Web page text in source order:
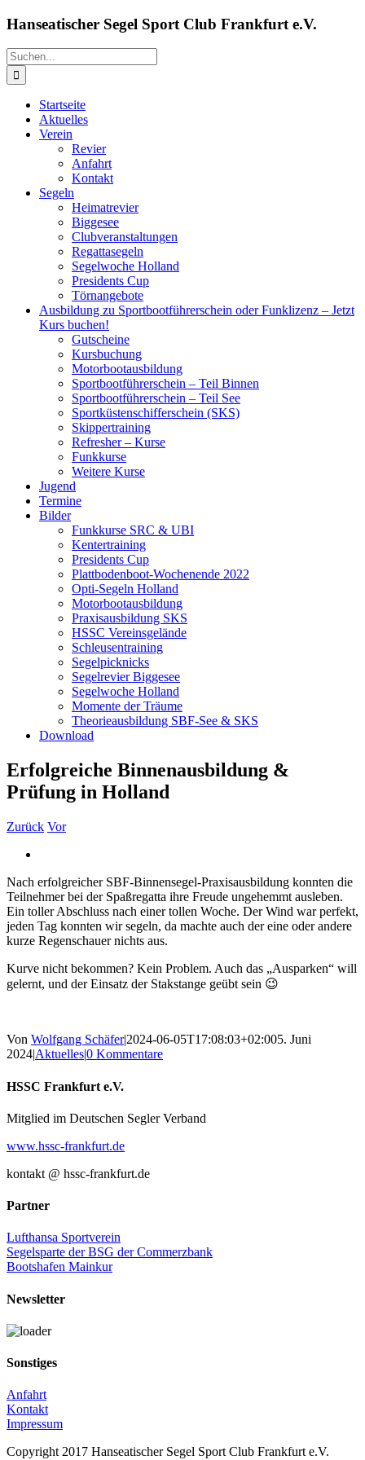
Zum
springen
Hanseatischer Segel Sport Club Frankfurt e.V.
Suche
nach:
Startseite
Aktuelles
Verein
Revier
Anfahrt
Kontakt
Segeln
Heimatrevier
Biggesee
Clubveranstaltungen
Regattasegeln
Segelwoche Holland
Presidents Cup
Törnangebote
Ausbildung zu Sportbootführerschein oder Funklizenz – Jetzt
Kurs buchen!
Gutscheine
Kursbuchung
Motorbootausbildung
Sportbootführerschein – Teil Binnen
Sportbootführerschein – Teil See
Sportküstenschifferschein (SKS)
Skippertraining
Refresher – Kurse
Funkkurse
Weitere Kurse
Jugend
Termine
Bilder
Funkkurse SRC & UBI
Kentertraining
Presidents Cup
Plattbodenboot-Wochenende 2022
Opti-Segeln Holland
Motorbootausbildung
Praxisausbildung SKS
HSSC Vereinsgelände
Schleusentraining
Segelpicknicks
Segelrevier Biggesee
Segelwoche Holland
Momente der Träume
Theorieausbildung SBF-See & SKS
Download
Erfolgreiche Binnenausbildung &
Prüfung in Holland
Zurück Vor
Bild
Nach erfolgreicher SBF-Binnensegel-Praxisausbildung konnten die
Teilnehmer bei der Spaßregatta ihre Freude ungehemmt ausleben.
Ein toller Abschluss nach einer tollen Woche. Der Wind war perfekt,
jeden Tag konnten wir segeln, da machte auch der eine oder andere
kurze Regenschauer nichts aus.
Kurve nicht bekommen? Kein Problem. Auch das „Ausparken“ will
gelernt, und der Einsatz der Stakstange geübt sein 😉
Von Wolfgang Schäfer|2024-06-05T17:08:03+02:005. Juni
2024|Aktuelles|0 Kommentare
Facebook
X
E-
HSSC Frankfurt e.V.
Mitglied im Deutschen Segler Verband
www.hssc-frankfurt.de
kontakt @ hssc-frankfurt.de
Partner
Lufthansa Sportverein
Segelsparte der BSG der Commerzbank
Bootshafen Mainkur
Newsletter
Sonstiges
Anfahrt
Kontakt
Impressum
Copyright 2017 Hanseatischer Segel Sport Club Frankfurt e.V.